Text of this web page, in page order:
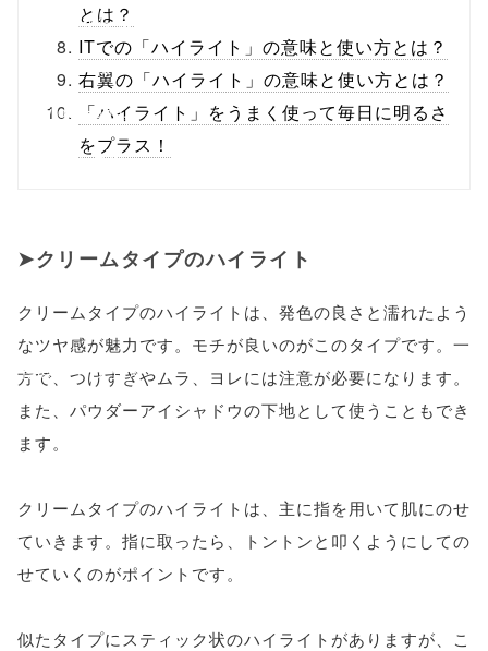
w.open(this.hre
f, 'Gwindow',
'width=550,
height=450,
false;"> シェア
とは？
ITでの「ハイライト」の意味と使い方とは？
右翼の「ハイライト」の意味と使い方とは？
「ハイライト」をうまく使って毎日に明るさ
をプラス！
クリームタイプのハイライト
クリームタイプのハイライトは、発色の良さと濡れたよう
なツヤ感が魅力です。モチが良いのがこのタイプです。一
方で、つけすぎやムラ、ヨレには注意が必要になります。
また、パウダーアイシャドウの下地として使うこともでき
ます。
クリームタイプのハイライトは、主に指を用いて肌にのせ
ていきます。指に取ったら、トントンと叩くようにしての
せていくのがポイントです。
似たタイプにスティック状のハイライトがありますが、こ